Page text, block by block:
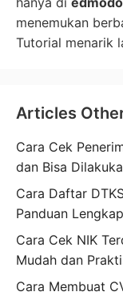
menemukan
Tutorial menarik
Articles
Cara Cek
dan Bisa
Cara Daftar
Panduan
Cara Cek NIK
Mudah dan
Cara Membuat